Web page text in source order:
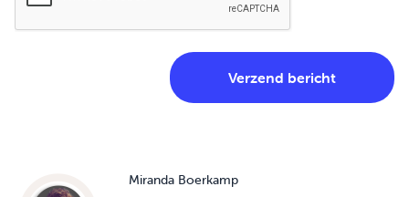
Miranda Boerkamp